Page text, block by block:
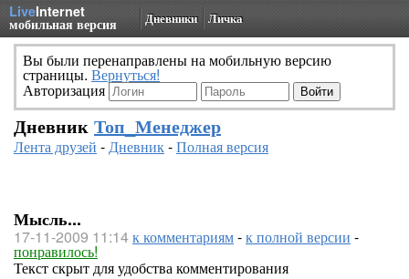
LiveInternet
мобильная версия Дневники Личка
Вы были перенаправлены на мобильную версию
страницы. Вернуться!
Авторизация
Дневник Топ_Менеджер
Лента друзей -Дневник-Полная версия
Мысль...
17-11-2009 11:14к комментариям-к полной версии -
понравилось!
Текст скрыт для удобства комментирования